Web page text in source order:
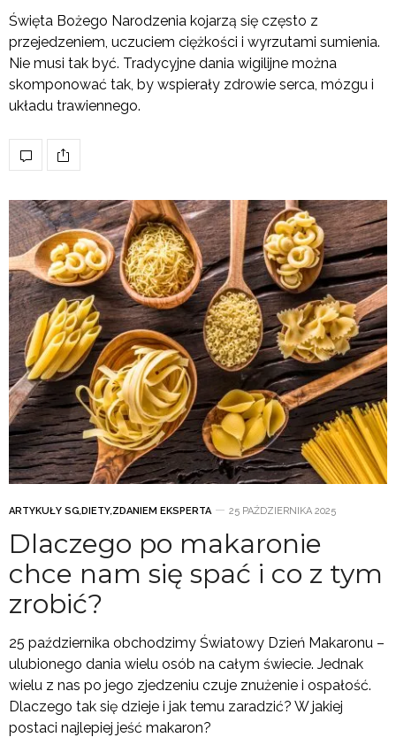
Święta Bożego Narodzenia kojarzą się często z
przejedzeniem, uczuciem ciężkości i wyrzutami sumienia.
Nie musi tak być. Tradycyjne dania wigilijne można
skomponować tak, by wspierały zdrowie serca, mózgu i
układu trawiennego.
ARTYKUŁY SG,DIETY,ZDANIEM EKSPERTA 25 PAŹDZIERNIKA 2025
Dlaczego po makaronie
chce nam się spać i co z tym
zrobić?
25 października obchodzimy Światowy Dzień Makaronu –
ulubionego dania wielu osób na całym świecie. Jednak
wielu z nas po jego zjedzeniu czuje znużenie i ospałość.
Dlaczego tak się dzieje i jak temu zaradzić? W jakiej
postaci najlepiej jeść makaron?